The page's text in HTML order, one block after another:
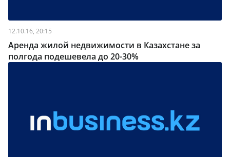
12.10.16, 20:15
Аренда жилой недвижимости в Казахстане за
полгода подешевела до 20-30%